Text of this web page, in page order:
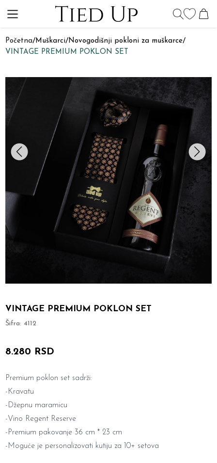
Početna/Muškarci/Novogodišnji pokloni za muškarce/
VINTAGE PREMIUM POKLON SET
VINTAGE PREMIUM POKLON SET
Šifra:4112
8.280 RSD
Premium poklon set sadrži:
-Kravatu
-Džepnu maramicu
-Vino Regent Reserve
-Premium pakovanje 36 cm * 23 cm
-Moguće je personalizovati kutiju za 10+ setova